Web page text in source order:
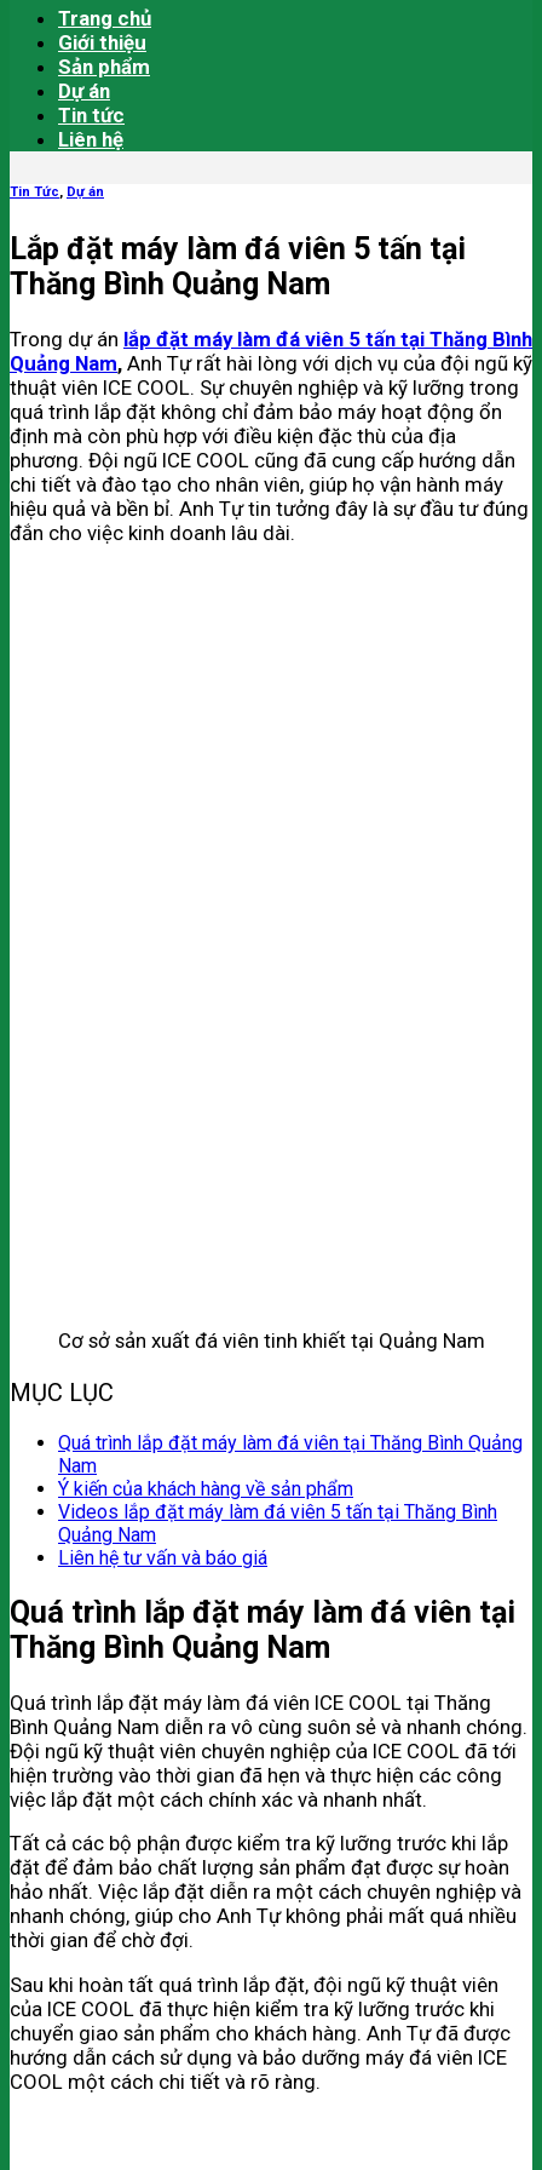
Trang chủ
Giới thiệu
Sản phẩm
Dự án
Tin tức
Liên hệ
Tin Tức Dự án
Lắp đặt máy làm đá viên 5 tấn tại
Thăng Bình Quảng Nam
Trong dự án lắp đặt máy làm đá viên 5 tấn tại Thăng Bình
Quảng Nam, Anh Tự rất hài lòng với dịch vụ của đội ngũ kỹ
thuật viên ICE COOL. Sự chuyên nghiệp và kỹ lưỡng trong
quá trình lắp đặt không chỉ đảm bảo máy hoạt động ổn
định mà còn phù hợp với điều kiện đặc thù của địa
phương. Đội ngũ ICE COOL cũng đã cung cấp hướng dẫn
chi tiết và đào tạo cho nhân viên, giúp họ vận hành máy
hiệu quả và bền bỉ. Anh Tự tin tưởng đây là sự đầu tư đúng
đắn cho việc kinh doanh lâu dài.
Cơ sở sản xuất đá viên tinh khiết tại Quảng Nam
MỤC LỤC
Quá trình lắp đặt máy làm đá viên tại Thăng Bình Quảng
Nam
Ý kiến của khách hàng về sản phẩm
Videos lắp đặt máy làm đá viên 5 tấn tại Thăng Bình
Quảng Nam
Liên hệ tư vấn và báo giá
Quá trình lắp đặt máy làm đá viên tại
Thăng Bình Quảng Nam
Quá trình lắp đặt máy làm đá viên ICE COOL tại Thăng
Bình Quảng Nam diễn ra vô cùng suôn sẻ và nhanh chóng.
Đội ngũ kỹ thuật viên chuyên nghiệp của ICE COOL đã tới
hiện trường vào thời gian đã hẹn và thực hiện các công
việc lắp đặt một cách chính xác và nhanh nhất.
Tất cả các bộ phận được kiểm tra kỹ lưỡng trước khi lắp
đặt để đảm bảo chất lượng sản phẩm đạt được sự hoàn
hảo nhất. Việc lắp đặt diễn ra một cách chuyên nghiệp và
nhanh chóng, giúp cho Anh Tự không phải mất quá nhiều
thời gian để chờ đợi.
Sau khi hoàn tất quá trình lắp đặt, đội ngũ kỹ thuật viên
của ICE COOL đã thực hiện kiểm tra kỹ lưỡng trước khi
chuyển giao sản phẩm cho khách hàng. Anh Tự đã được
hướng dẫn cách sử dụng và bảo dưỡng máy đá viên ICE
COOL một cách chi tiết và rõ ràng.